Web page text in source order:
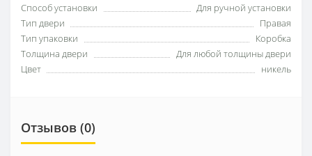
Способ установки
Для ручной установки
Тип двери
Правая
Тип упаковки
Коробка
Толщина двери
Для любой толщины двери
Цвет
никель
Отзывов (0)